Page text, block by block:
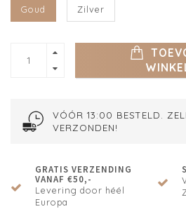
Goud Zilver
VÓÓR 13:00 BESTELD.
VERZONDEN!
GRATIS VERZENDING
VANAF €50,-
Levering door héél
Europa